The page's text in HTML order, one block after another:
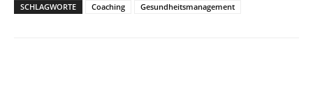
SCHLAGWORTE Coaching Gesundheitsmanagement